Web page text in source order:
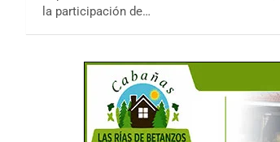
la participación de…